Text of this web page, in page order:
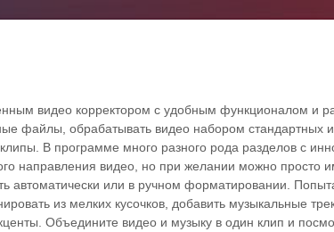
видео корректором с удобным функционалом и
файлы, обрабатывать видео набором стандартных
В программе много разного рода разделов с
направления видео, но при желании можно просто
автоматически или в ручном форматировании.
из мелких кусочков, добавить музыкальные
Объедините видео и музыку в один клип и